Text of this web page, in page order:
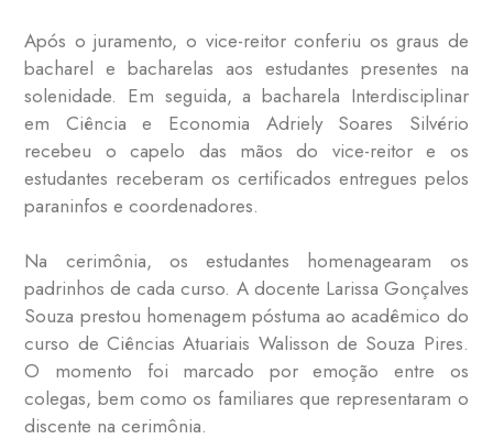
Após o juramento, o vice-reitor conferiu os graus de
bacharel e bacharelas aos estudantes presentes na
solenidade. Em seguida, a bacharela Interdisciplinar
em Ciência e Economia Adriely Soares Silvério
recebeu o capelo das mãos do vice-reitor e os
estudantes receberam os certificados entregues pelos
paraninfos e coordenadores.
Na cerimônia, os estudantes homenagearam os
padrinhos de cada curso. A docente Larissa Gonçalves
Souza prestou homenagem póstuma ao acadêmico do
curso de Ciências Atuariais Walisson de Souza Pires.
O momento foi marcado por emoção entre os
colegas, bem como os familiares que representaram o
discente na cerimônia.